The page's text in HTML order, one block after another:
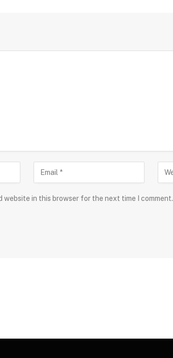
website in this browser for the next time I comment.